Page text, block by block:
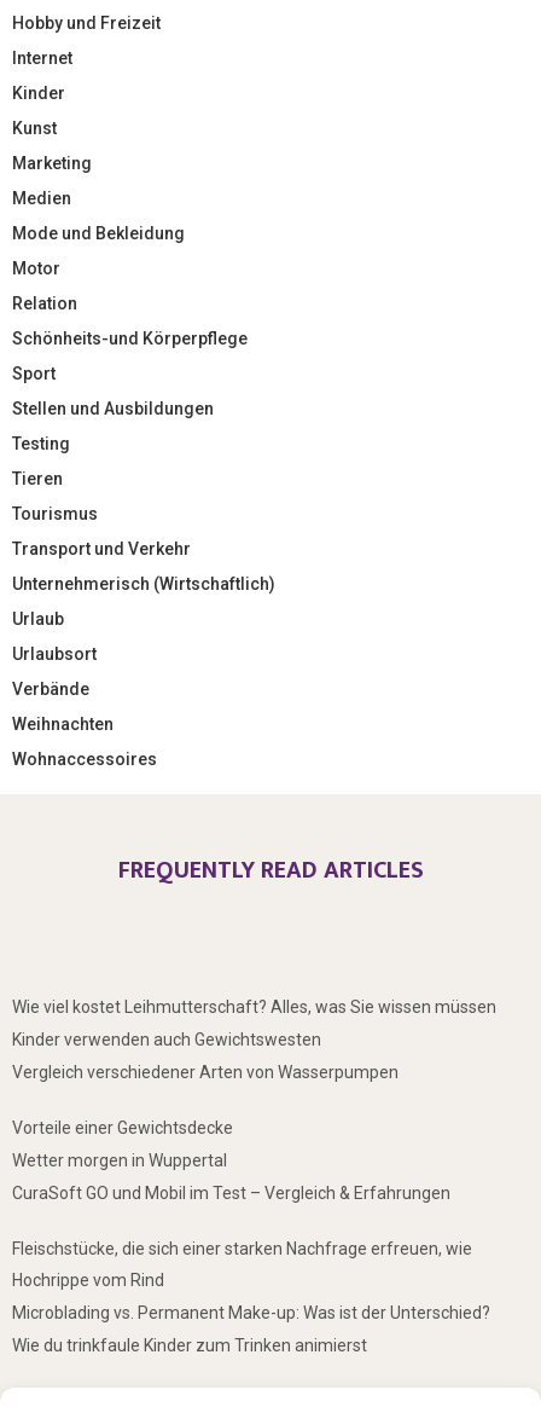
Hobby und Freizeit
Internet
Kinder
Kunst
Marketing
Medien
Mode und Bekleidung
Motor
Relation
Schönheits-und Körperpflege
Sport
Stellen und Ausbildungen
Testing
Tieren
Tourismus
Transport und Verkehr
Unternehmerisch (Wirtschaftlich)
Urlaub
Urlaubsort
Verbände
Weihnachten
Wohnaccessoires
FREQUENTLY READ ARTICLES
Wie viel kostet Leihmutterschaft? Alles, was Sie wissen müssen
Kinder verwenden auch Gewichtswesten
Vergleich verschiedener Arten von Wasserpumpen
Vorteile einer Gewichtsdecke
Wetter morgen in Wuppertal
CuraSoft GO und Mobil im Test – Vergleich & Erfahrungen
Fleischstücke, die sich einer starken Nachfrage erfreuen, wie
Hochrippe vom Rind
Microblading vs. Permanent Make-up: Was ist der Unterschied?
Wie du trinkfaule Kinder zum Trinken animierst